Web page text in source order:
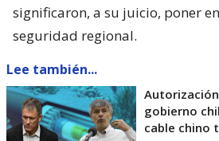
significaron, a su juicio, poner
seguridad regional.
Lee también...
gobierno
cable chino